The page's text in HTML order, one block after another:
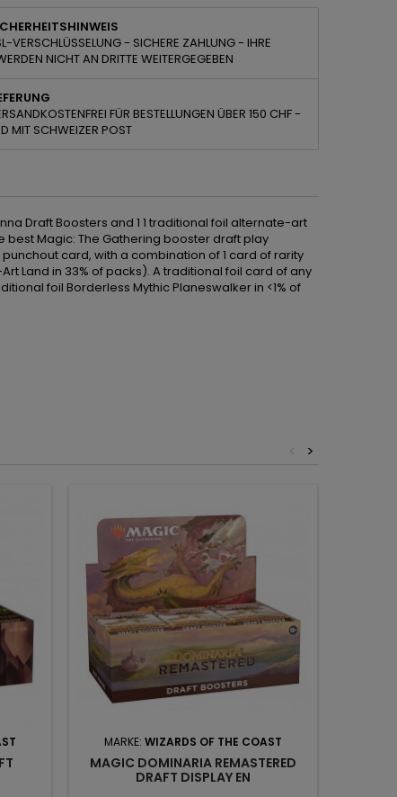
VERSCHLÜSSELUNG - SICHERE ZAHLUNG - IHRE
NICHT AN DRITTE WEITERGEGEBEN
FÜR BESTELLUNGEN ÜBER 150 CHF -
MIT SCHWEIZER POST
Draft Boosters and 1 1 traditional foil alternate-art
Magic: The Gathering booster draft play
card, with a combination of 1 card of rarity
Land in 33% of packs). A traditional foil card of any
foil Borderless Mythic Planeswalker in <1% of
>
<
MARKE: WIZARDS OF THE COAST
MAGIC DOMINARIA REMASTERED
DRAFT DISPLAY EN